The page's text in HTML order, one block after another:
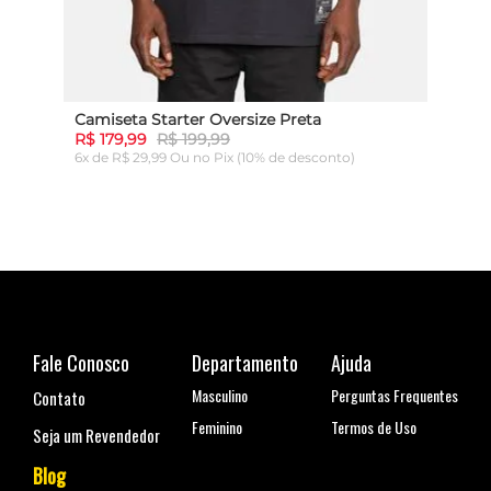
Camiseta Starter Oversize Preta
R$ 179,99 R$ 199,99
6x de R$ 29,99 Ou no Pix (10% de desconto)
Fale Conosco
Contato
Seja um Revendedor
Blog
Departamento
Masculino
Feminino
Ajuda
Perguntas Frequentes
Termos de Uso